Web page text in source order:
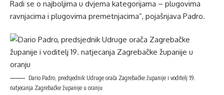
Radi se o najboljima u dvjema kategorijama – plugovima
ravnjacima i plugovima premetnjacima”, pojašnjava Padro.
Dario Padro, predsjednik Udruge orača Zagrebačke županije i voditelj 19.
natjecanja Zagrebačke županije u oranju